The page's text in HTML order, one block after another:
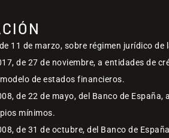
11 de marzo, sobre régimen jurídico
de 27 de noviembre, a entidades de
de estados financieros.
de 22 de mayo, del Banco de
mínimos.
de 31 de octubre, del Banco de